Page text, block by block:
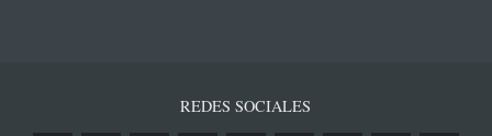
REDES SOCIALES